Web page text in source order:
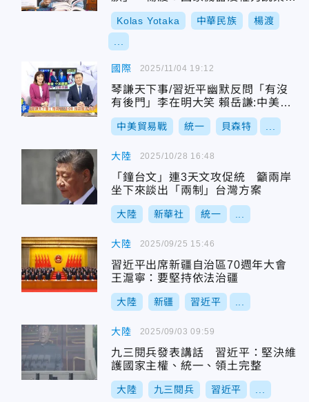
西
Kolas Yotaka 中華民族 楊渡
國際
琴謙天下事/習近平幽默反問「有沒
有後門」李在明大笑 賴岳謙:中美外
交翻轉
中美貿易戰 統一 貝森特
2025/11/04 19:12
大陸
「鐘台文」連3天文攻促統 籲兩岸
坐下來談出「兩制」台灣方案
大陸 新華社 統一
2025/10/28 16:48
大陸
習近平出席新疆自治區70週年大會
王滬寧：要堅持依法治疆
大陸 新疆 習近平
2025/09/25 15:46
大陸
九三閱兵發表講話 習近平：堅決維
護國家主權、統一、領土完整
大陸 九三閱兵 習近平
2025/09/03 09:59